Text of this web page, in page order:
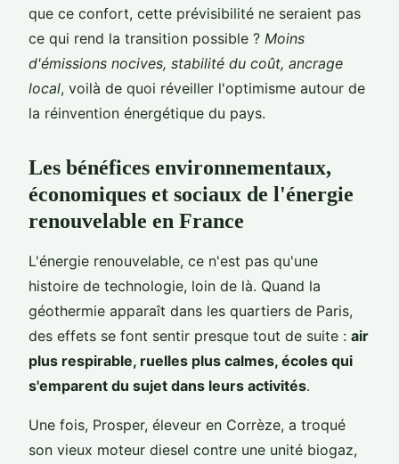
que ce confort, cette prévisibilité ne seraient pas
ce qui rend la transition possible ? Moins
d'émissions nocives, stabilité du coût, ancrage
local, voilà de quoi réveiller l'optimisme autour de
la réinvention énergétique du pays.
Les bénéfices environnementaux,
économiques et sociaux de l'énergie
renouvelable en France
L'énergie renouvelable, ce n'est pas qu'une
histoire de technologie, loin de là. Quand la
géothermie apparaît dans les quartiers de Paris,
des effets se font sentir presque tout de suite : air
plus respirable, ruelles plus calmes, écoles qui
s'emparent du sujet dans leurs activités.
Une fois, Prosper, éleveur en Corrèze, a troqué
son vieux moteur diesel contre une unité biogaz,